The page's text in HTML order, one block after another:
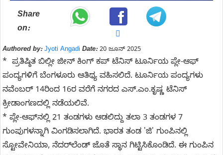
Share
on:
Authored by: Jyoti Angadi Date:20 ಜೂನ್ 2025
* ಪ್ರತಿಷ್ಠಿತ ಬಿಲ್ಲೀ ಜೀನ್ ಕಿಂಗ್ ಕಪ್ ಟೆನಿಸ್ ಟೂರ್ನಿಯ ಪ್ಲೇ-ಆಫ್
ಪಂದ್ಯಗಳಿಗೆ ಬೆಂಗಳೂರು ಆತಿಥ್ಯ ವಹಿಸಲಿದೆ. ಟೂರ್ನಿಯ ಪಂದ್ಯಗಳು
ನವೆಂಬರ್ 14ರಿಂದ 16ರ ವರೆಗೆ ನಗರದ ಎಸ್.ಎಂ.ಕೃಷ್ಣ ಟೆನಿಸ್
ಕ್ರೀಡಾಂಗಣದಲ್ಲಿ ನಡೆಯಲಿವೆ.
* ಪ್ಲೇ-ಆಫ್‌ನಲ್ಲಿ 21 ತಂಡಗಳು ಆಡಲಿದ್ದು ತಲಾ 3 ತಂಡಗಳ 7
ಗುಂಪುಗಳನ್ನಾಗಿ ವಿಂಗಡಿಸಲಾಗಿದೆ. ಭಾರತ ತಂಡ 'ಜಿ' ಗುಂಪಿನಲ್ಲಿ
ಸ್ಟೋವೇನಿಯಾ, ನೆದರ್‌ಲೆಂಡ್ ಜೊತೆ ಸ್ಥಾನ ಗಿಟ್ಟಿಸಿಕೊಂಡಿದೆ. ಈ ಗುಂಪಿನ